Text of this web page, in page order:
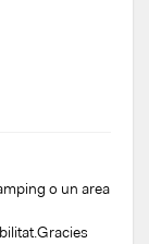
o un area